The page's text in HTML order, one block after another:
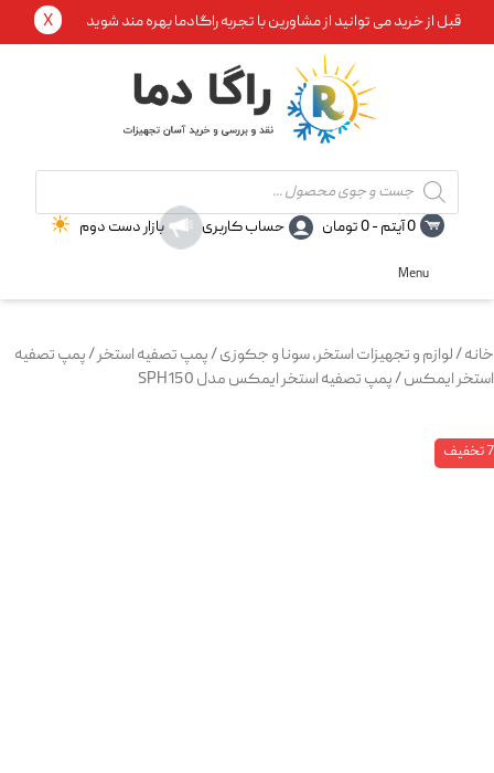
قبل از خرید می توانید از مشاورین با تجربه راگادما بهره مند شوید X
Products
search
0 آیتم - 0تومان حساب کاربری بازار دست دوم
Menu
خانه/لوازم و تجهیزات استخر، سونا و جکوزی/پمپ تصفیه استخر/پمپ تصفیه
استخر ایمکس/ پمپ تصفیه استخر ایمکس مدل SPH150